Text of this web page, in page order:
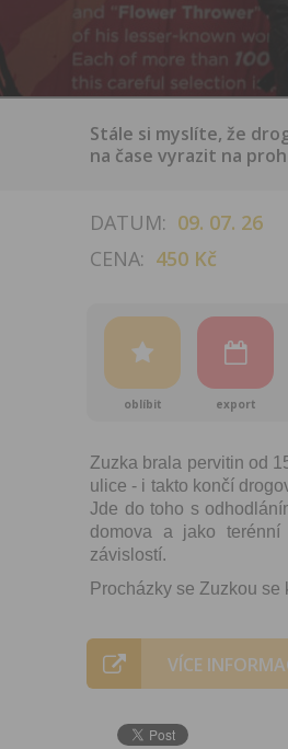
Stále si myslíte, že
na čase vyrazit na
DATUM: 09. 07. 26
CENA: 450 Kč
oblíbit export
Zuzka brala pervitin od
ulice - i takto končí
Jde do toho s
domova a jako terénní
závislostí.
Procházky se Zuzkou se
VÍCE